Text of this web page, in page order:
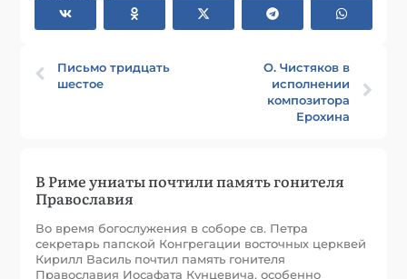
Письмо тридцать
шестое
О. Чистяков в
исполнении
композитора
Ерохина
В Риме униаты почтили память гонителя
Православия
Во время богослужения в соборе св. Петра
секретарь папской Конгрегации восточных церквей
Кирилл Василь почтил память гонителя
Православия Иосафата Кунцевича, особенно